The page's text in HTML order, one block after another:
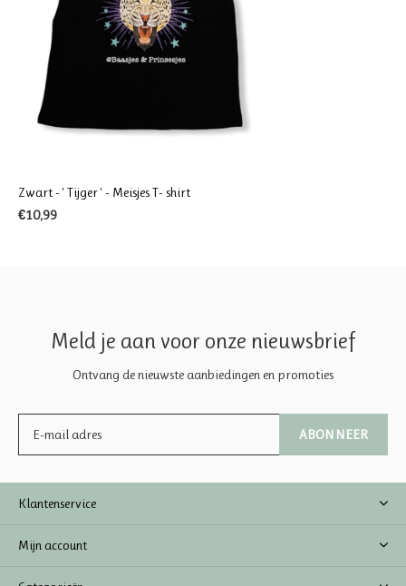
Zwart - ' Tijger ' - Meisjes T- shirt
€10,99
Meld je aan voor onze nieuwsbrief
Ontvang de nieuwste aanbiedingen en promoties
ABONNEER
Klantenservice
Mijn account